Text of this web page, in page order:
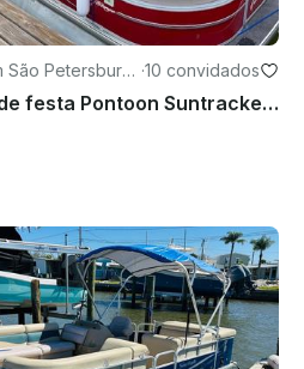
São Petersburg
·10 convidados
Barcaça de festa Pontoon Suntracker de 20 pés em São Petersburgo. Gás incluído!